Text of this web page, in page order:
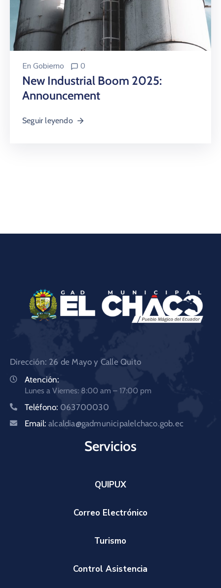
En Gobierno 0
New Industrial Boom 2025:
Announcement
Seguir leyendo
Dirección: 26 de Mayo y Calle Quito
Atención:
Lunes a Viernes: 8:00 am – 17:00 pm
Teléfono: 063700030
Email: alcaldia@gadmunicipalelchaco.gob.ec
Servicios
QUIPUX
Correo Electrónico
Turismo
Control Asistencia